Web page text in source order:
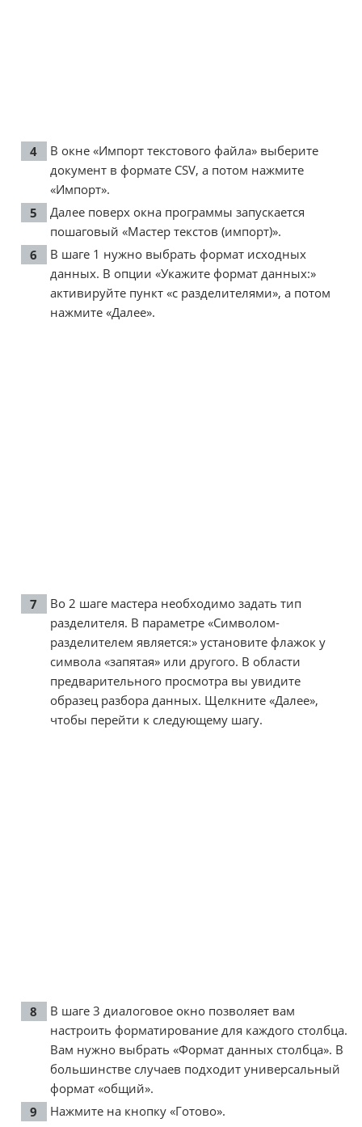
В окне «Импорт текстового файла» выберите
документ в формате CSV, а потом нажмите
«Импорт».
Далее поверх окна программы запускается
пошаговый «Мастер текстов (импорт)».
В шаге 1 нужно выбрать формат исходных
данных. В опции «Укажите формат данных:»
активируйте пункт «с разделителями», а потом
нажмите «Далее».
Во 2 шаге мастера необходимо задать тип
разделителя. В параметре «Символом-
разделителем является:» установите флажок у
символа «запятая» или другого. В области
предварительного просмотра вы увидите
образец разбора данных. Щелкните «Далее»,
чтобы перейти к следующему шагу.
В шаге 3 диалоговое окно позволяет вам
настроить форматирование для каждого столбца.
Вам нужно выбрать «Формат данных столбца». В
большинстве случаев подходит универсальный
формат «общий».
Нажмите на кнопку «Готово».